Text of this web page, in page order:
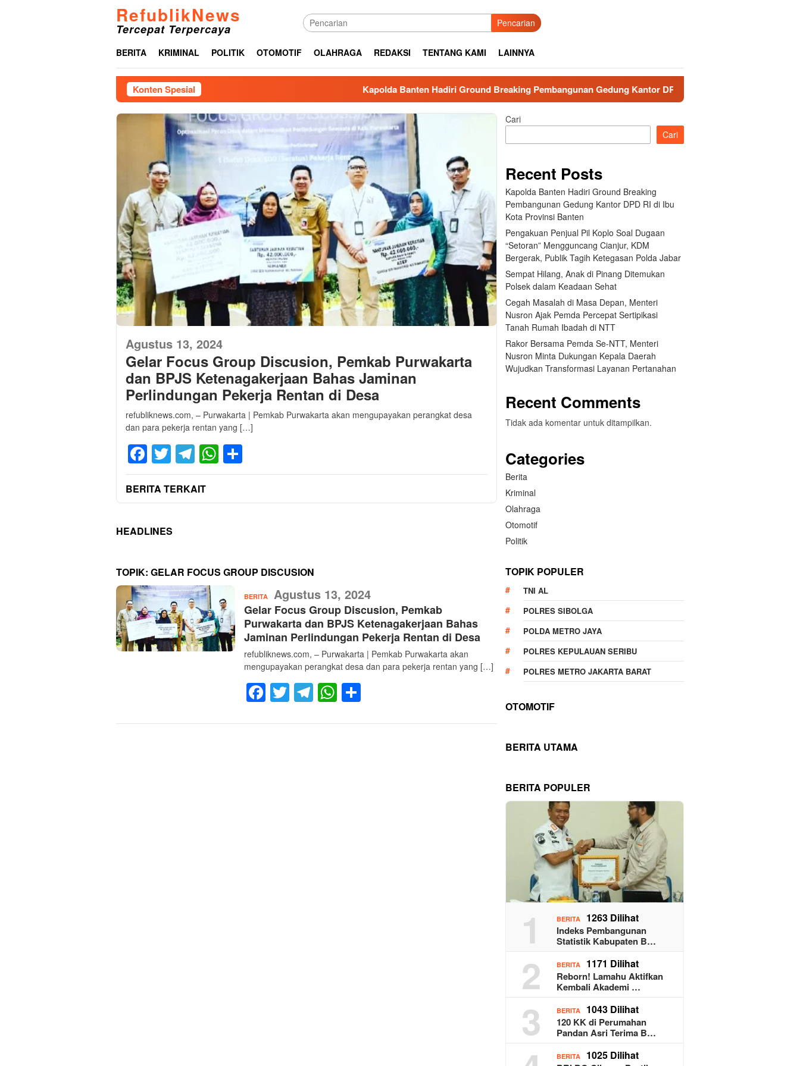
RefublikNews
Tercepat Terpercaya Pencarian
BERITA KRIMINAL POLITIK OTOMOTIF OLAHRAGA REDAKSI TENTANG KAMI LAINNYA
Konten Spesial Kapolda Banten Hadiri Ground Breaking Pembangunan Gedung Kantor DPD RI di Ibu Kota Provinsi Banten
Agustus 13, 2024
Gelar Focus Group Discusion, Pemkab Purwakarta
dan BPJS Ketenagakerjaan Bahas Jaminan
Perlindungan Pekerja Rentan di Desa
refubliknews.com, – Purwakarta | Pemkab Purwakarta akan mengupayakan perangkat desa
dan para pekerja rentan yang […]
Facebook
Twitter
Telegram
WhatsApp
BERITA TERKAIT
HEADLINES
TOPIK: GELAR FOCUS GROUP DISCUSION
BERITARefublikNews
Agustus 13, 2024
Gelar Focus Group Discusion, Pemkab
Purwakarta dan BPJS Ketenagakerjaan Bahas
Jaminan Perlindungan Pekerja Rentan di Desa
refubliknews.com, – Purwakarta | Pemkab Purwakarta akan
mengupayakan perangkat desa dan para pekerja rentan yang […]
Facebook
Twitter
Telegram
WhatsApp
Cari
Cari
Recent Posts
Kapolda Banten Hadiri Ground Breaking
Pembangunan Gedung Kantor DPD RI di Ibu
Kota Provinsi Banten
Pengakuan Penjual Pil Koplo Soal Dugaan
“Setoran” Mengguncang Cianjur, KDM
Bergerak, Publik Tagih Ketegasan Polda Jabar
Sempat Hilang, Anak di Pinang Ditemukan
Polsek dalam Keadaan Sehat
Cegah Masalah di Masa Depan, Menteri
Nusron Ajak Pemda Percepat Sertipikasi
Tanah Rumah Ibadah di NTT
Rakor Bersama Pemda Se-NTT, Menteri
Nusron Minta Dukungan Kepala Daerah
Wujudkan Transformasi Layanan Pertanahan
Recent Comments
Tidak ada komentar untuk ditampilkan.
Categories
Berita
Kriminal
Olahraga
Otomotif
Politik
TOPIK POPULER
TNI AL
POLRES SIBOLGA
POLDA METRO JAYA
POLRES KEPULAUAN SERIBU
POLRES METRO JAKARTA BARAT
OTOMOTIF
BERITA UTAMA
BERITA POPULER
1 BERITA 1263 Dilihat
Indeks Pembangunan
Statistik Kabupaten B…
2 BERITA 1171 Dilihat
Reborn! Lamahu Aktifkan
Kembali Akademi …
3 BERITA 1043 Dilihat
120 KK di Perumahan
Pandan Asri Terima B…
BERITA 1025 Dilihat